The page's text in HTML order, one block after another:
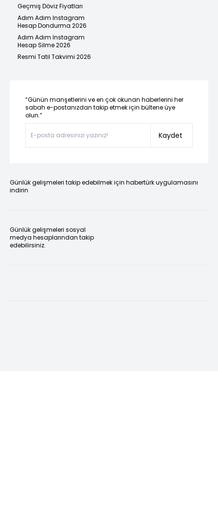
Geçmiş Döviz Fiyatları
Adım Adım Instagram
Hesap Dondurma 2026
Adım Adım Instagram
Hesap Silme 2026
Resmi Tatil Takvimi 2026
“Günün manşetlerini ve en çok okunan haberlerini her
sabah e-postanızdan takip etmek için bültene üye
olun.”
Kaydet
Günlük gelişmeleri takip edebilmek için habertürk uygulamasını
indirin
Günlük gelişmeleri sosyal
medya hesaplarından takip
edebilirsiniz.